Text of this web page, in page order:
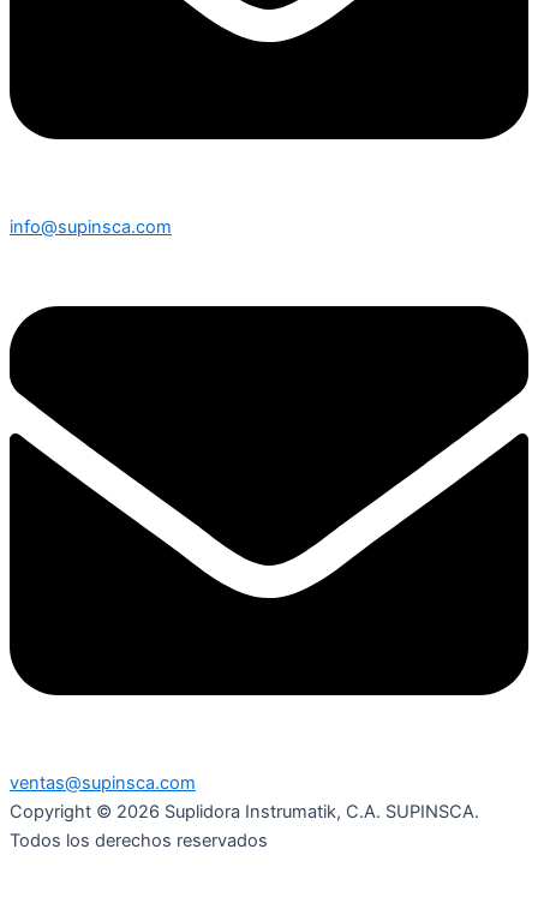
info@supinsca.com
ventas@supinsca.com
Copyright © 2026 Suplidora Instrumatik, C.A. SUPINSCA.
Todos los derechos reservados